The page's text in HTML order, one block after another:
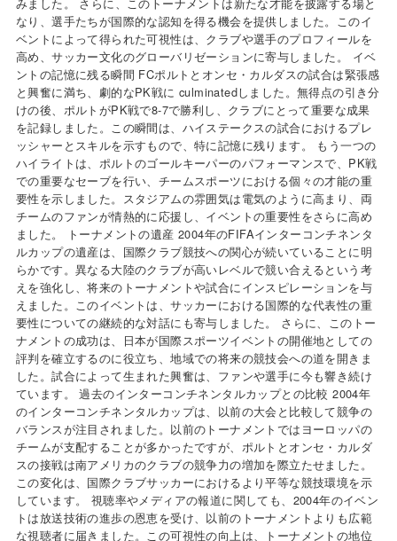
みました。 さらに、このトーナメントは新たな才能を披露する場と
なり、選手たちが国際的な認知を得る機会を提供しました。このイ
ベントによって得られた可視性は、クラブや選手のプロフィールを
高め、サッカー文化のグローバリゼーションに寄与しました。 イベ
ントの記憶に残る瞬間 FCポルトとオンセ・カルダスの試合は緊張感
と興奮に満ち、劇的なPK戦に culminatedしました。無得点の引き分
けの後、ポルトがPK戦で8-7で勝利し、クラブにとって重要な成果
を記録しました。この瞬間は、ハイステークスの試合におけるプレ
ッシャーとスキルを示すもので、特に記憶に残ります。 もう一つの
ハイライトは、ポルトのゴールキーパーのパフォーマンスで、PK戦
での重要なセーブを行い、チームスポーツにおける個々の才能の重
要性を示しました。スタジアムの雰囲気は電気のように高まり、両
チームのファンが情熱的に応援し、イベントの重要性をさらに高め
ました。 トーナメントの遺産 2004年のFIFAインターコンチネンタ
ルカップの遺産は、国際クラブ競技への関心が続いていることに明
らかです。異なる大陸のクラブが高いレベルで競い合えるという考
えを強化し、将来のトーナメントや試合にインスピレーションを与
えました。このイベントは、サッカーにおける国際的な代表性の重
要性についての継続的な対話にも寄与しました。 さらに、このトー
ナメントの成功は、日本が国際スポーツイベントの開催地としての
評判を確立するのに役立ち、地域での将来の競技会への道を開きま
した。試合によって生まれた興奮は、ファンや選手に今も響き続け
ています。 過去のインターコンチネンタルカップとの比較 2004年
のインターコンチネンタルカップは、以前の大会と比較して競争の
バランスが注目されました。以前のトーナメントではヨーロッパの
チームが支配することが多かったですが、ポルトとオンセ・カルダ
スの接戦は南アメリカのクラブの競争力の増加を際立たせました。
この変化は、国際クラブサッカーにおけるより平等な競技環境を示
しています。 視聴率やメディアの報道に関しても、2004年のイベン
トは放送技術の進歩の恩恵を受け、以前のトーナメントよりも広範
な視聴者に届きました。この可視性の向上は、トーナメントの地位